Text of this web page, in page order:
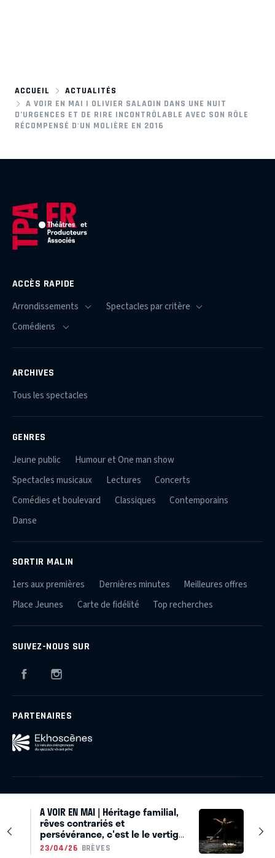
ACCUEIL
ACTUALITÉS
A VOIR EN MAI | OLIVIER SALADIN DANS UNE NUIT
D’URGENCES ET DE RIRE INCONTRÔLABLE AVEC SON RÔLE
RÉCOMPENSÉ D'UN MOLIÈRE EN 2016
ACCÈS RAPIDE
ARCHIVES
Tous les spectacles
GENRES
Jeune public
Humour et One man show
Spectacles musicaux
Lectures
Concerts
Comédies et boulevard
Classiques
Contemporains
Danse
SORTIR MALIN
1ers aux premières Dernières minutes
Meilleures offres
Place Jeunes
Carte de fidélité Top recherches
SUIVEZ-NOUS SUR
Facebook
PARTENAIRES
© 2026 Théâtres et Producteurs Associés
Crédits
Contact
A VOIR EN MAI | Héritage familial,
rêves contrariés et
persévérance, c'est le le vertige
d’une vie d’artiste
23/04/26 BRÈVES